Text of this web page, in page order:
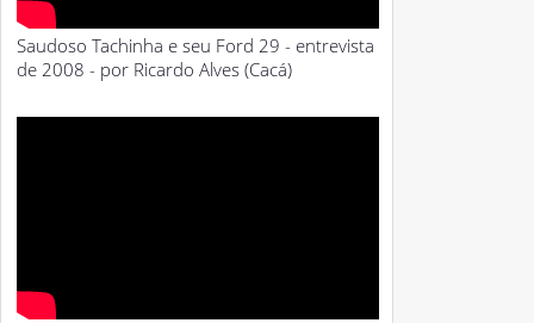
Saudoso Tachinha e seu Ford 29 - entrevista
de 2008 - por Ricardo Alves (Cacá)